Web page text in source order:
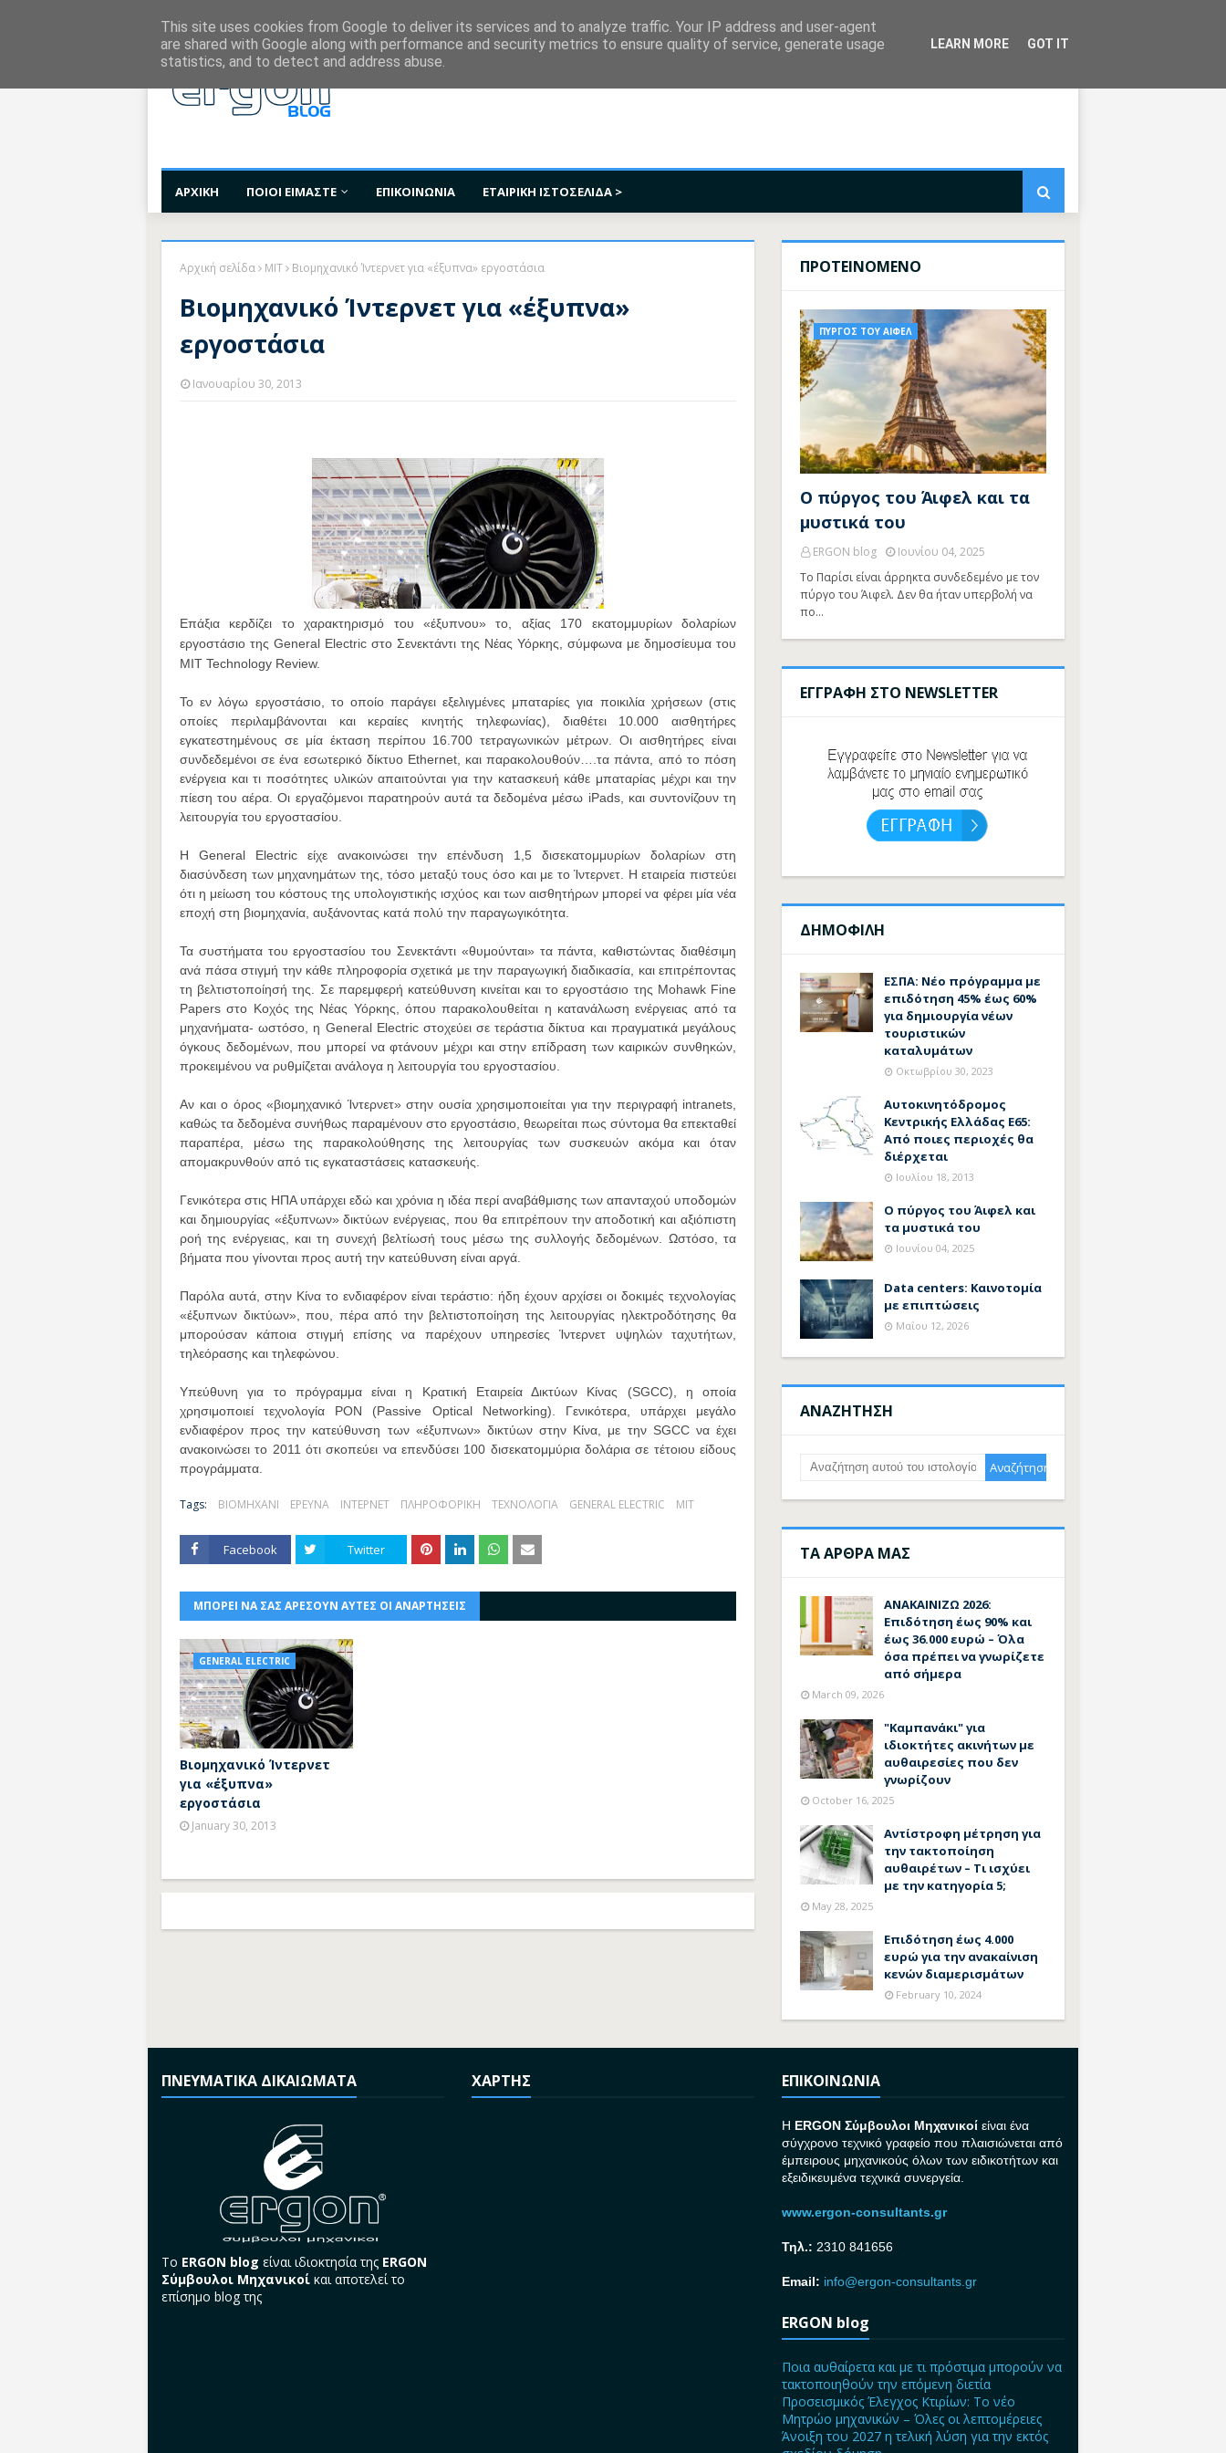
ΑΡΧΙΚΗ ΠΟΙΟΙ ΕΙΜΑΣΤΕ ΕΠΙΚΟΙΝΩΝΙΑ ΕΤΑΙΡΙΚΗ ΙΣΤΟΣΕΛΙΔΑ >
Αρχική σελίδα MIT Βιομηχανικό Ίντερνετ για «έξυπνα» εργοστάσια
Βιομηχανικό Ίντερνετ για «έξυπνα»
εργοστάσια
Ιανουαρίου 30, 2013
Επάξια κερδίζει το χαρακτηρισμό του «έξυπνου» το, αξίας 170 εκατομμυρίων δολαρίων
εργοστάσιο της General Electric στο Σενεκτάντι της Νέας Υόρκης, σύμφωνα με δημοσίευμα του
MIT Technology Review.
Το εν λόγω εργοστάσιο, το οποίο παράγει εξελιγμένες μπαταρίες για ποικιλία χρήσεων (στις
οποίες περιλαμβάνονται και κεραίες κινητής τηλεφωνίας), διαθέτει 10.000 αισθητήρες
εγκατεστημένους σε μία έκταση περίπου 16.700 τετραγωνικών μέτρων. Οι αισθητήρες είναι
συνδεδεμένοι σε ένα εσωτερικό δίκτυο Ethernet, και παρακολουθούν….τα πάντα, από το πόση
ενέργεια και τι ποσότητες υλικών απαιτούνται για την κατασκευή κάθε μπαταρίας μέχρι και την
πίεση του αέρα. Οι εργαζόμενοι παρατηρούν αυτά τα δεδομένα μέσω iPads, και συντονίζουν τη
λειτουργία του εργοστασίου.
Η General Electric είχε ανακοινώσει την επένδυση 1,5 δισεκατομμυρίων δολαρίων στη
διασύνδεση των μηχανημάτων της, τόσο μεταξύ τους όσο και με το Ίντερνετ. Η εταιρεία πιστεύει
ότι η μείωση του κόστους της υπολογιστικής ισχύος και των αισθητήρων μπορεί να φέρει μία νέα
εποχή στη βιομηχανία, αυξάνοντας κατά πολύ την παραγωγικότητα.
Τα συστήματα του εργοστασίου του Σενεκτάντι «θυμούνται» τα πάντα, καθιστώντας διαθέσιμη
ανά πάσα στιγμή την κάθε πληροφορία σχετικά με την παραγωγική διαδικασία, και επιτρέποντας
τη βελτιστοποίησή της. Σε παρεμφερή κατεύθυνση κινείται και το εργοστάσιο της Mohawk Fine
Papers στο Κοχός της Νέας Υόρκης, όπου παρακολουθείται η κατανάλωση ενέργειας από τα
μηχανήματα- ωστόσο, η General Electric στοχεύει σε τεράστια δίκτυα και πραγματικά μεγάλους
όγκους δεδομένων, που μπορεί να φτάνουν μέχρι και στην επίδραση των καιρικών συνθηκών,
προκειμένου να ρυθμίζεται ανάλογα η λειτουργία του εργοστασίου.
Αν και ο όρος «βιομηχανικό Ίντερνετ» στην ουσία χρησιμοποιείται για την περιγραφή intranets,
καθώς τα δεδομένα συνήθως παραμένουν στο εργοστάσιο, θεωρείται πως σύντομα θα επεκταθεί
παραπέρα, μέσω της παρακολούθησης της λειτουργίας των συσκευών ακόμα και όταν
απομακρυνθούν από τις εγκαταστάσεις κατασκευής.
Γενικότερα στις ΗΠΑ υπάρχει εδώ και χρόνια η ιδέα περί αναβάθμισης των απανταχού υποδομών
και δημιουργίας «έξυπνων» δικτύων ενέργειας, που θα επιτρέπουν την αποδοτική και αξιόπιστη
ροή της ενέργειας, και τη συνεχή βελτίωσή τους μέσω της συλλογής δεδομένων. Ωστόσο, τα
βήματα που γίνονται προς αυτή την κατεύθυνση είναι αργά.
Παρόλα αυτά, στην Κίνα το ενδιαφέρον είναι τεράστιο: ήδη έχουν αρχίσει οι δοκιμές τεχνολογίας
«έξυπνων δικτύων», που, πέρα από την βελτιστοποίηση της λειτουργίας ηλεκτροδότησης θα
μπορούσαν κάποια στιγμή επίσης να παρέχουν υπηρεσίες Ίντερνετ υψηλών ταχυτήτων,
τηλεόρασης και τηλεφώνου.
Υπεύθυνη για το πρόγραμμα είναι η Κρατική Εταιρεία Δικτύων Κίνας (SGCC), η οποία
χρησιμοποιεί τεχνολογία ΡΟΝ (Passive Optical Networking). Γενικότερα, υπάρχει μεγάλο
ενδιαφέρον προς την κατεύθυνση των «έξυπνων» δικτύων στην Κίνα, με την SGCC να έχει
ανακοινώσει το 2011 ότι σκοπεύει να επενδύσει 100 δισεκατομμύρια δολάρια σε τέτοιου είδους
προγράμματα.
Tags: ΒΙΟΜΗΧΑΝΙ ΕΡΕΥΝΑ ΙΝΤΕΡΝΕΤ ΠΛΗΡΟΦΟΡΙΚΗ ΤΕΧΝΟΛΟΓΙΑ GENERAL ELECTRIC MIT
Facebook Twitter
ΜΠΟΡΕΙ ΝΑ ΣΑΣ ΑΡΕΣΟΥΝ ΑΥΤΕΣ ΟΙ ΑΝΑΡΤΗΣΕΙΣ
GENERAL ELECTRIC
Βιομηχανικό Ίντερνετ
για «έξυπνα»
εργοστάσια
January 30, 2013
ΠΡΟΤΕΙΝΟΜΕΝΟ
ΠΥΡΓΟΣ ΤΟΥ ΑΙΦΕΛ
Ο πύργος του Άιφελ και τα
μυστικά του
ERGON blog
Ιουνίου 04, 2025
Το Παρίσι είναι άρρηκτα συνδεδεμένο με τον
πύργο του Άιφελ. Δεν θα ήταν υπερβολή να
πο…
ΕΓΓΡΑΦΗ ΣΤΟ NEWSLETTER
ΔΗΜΟΦΙΛΗ
ΕΣΠΑ: Νέο πρόγραμμα με
επιδότηση 45% έως 60%
για δημιουργία νέων
τουριστικών
καταλυμάτων
Οκτωβρίου 30, 2023
Αυτοκινητόδρομος
Κεντρικής Ελλάδας Ε65:
Από ποιες περιοχές θα
διέρχεται
Ιουλίου 18, 2013
Ο πύργος του Άιφελ και
τα μυστικά του
Ιουνίου 04, 2025
Data centers: Καινοτομία
με επιπτώσεις
Μαΐου 12, 2026
ΑΝΑΖΗΤΗΣΗ
ΤΑ ΑΡΘΡΑ ΜΑΣ
ΑΝΑΚΑΙΝΙΖΩ 2026:
Επιδότηση έως 90% και
έως 36.000 ευρώ – Όλα
όσα πρέπει να γνωρίζετε
από σήμερα
March 09, 2026
"Καμπανάκι" για
ιδιοκτήτες ακινήτων με
αυθαιρεσίες που δεν
γνωρίζουν
October 16, 2025
Αντίστροφη μέτρηση για
την τακτοποίηση
αυθαιρέτων – Τι ισχύει
με την κατηγορία 5;
May 28, 2025
Επιδότηση έως 4.000
ευρώ για την ανακαίνιση
κενών διαμερισμάτων
February 10, 2024
ΠΝΕΥΜΑΤΙΚΑ ΔΙΚΑΙΩΜΑΤΑ
Το ERGON blog είναι ιδιοκτησία της ERGON
Σύμβουλοι Μηχανικοί και αποτελεί το
επίσημο blog της
ΧΑΡΤΗΣ ΕΠΙΚΟΙΝΩΝΙΑ
H ERGON Σύμβουλοι Μηχανικοί είναι ένα
σύγχρονο τεχνικό γραφείο που πλαισιώνεται από
έμπειρους μηχανικούς όλων των ειδικοτήτων και
εξειδικευμένα τεχνικά συνεργεία.
www.ergon-consultants.gr
Τηλ.: 2310 841656
Email: info@ergon-consultants.gr
ERGON blog
Ποια αυθαίρετα και με τι πρόστιμα μπορούν να
τακτοποιηθούν την επόμενη διετία
Προσεισμικός Έλεγχος Κτιρίων: Το νέο
Μητρώο μηχανικών – Όλες οι λεπτομέρειες
Άνοιξη του 2027 η τελική λύση για την εκτός
This site uses cookies from Google to deliver its services and to analyze traffic. Your IP address and user-agent
are shared with Google along with performance and security metrics to ensure quality of service, generate usage
statistics, and to detect and address abuse.
LEARN MORE GOT IT